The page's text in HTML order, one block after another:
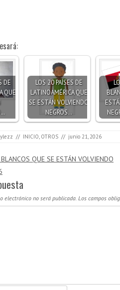
DE
QUE
LOS 20 PAÍSES DE
LATINOAMÉRICA QUE
SE ESTÁN VOLVIENDO
NEGROS…
// INICIO OTROS // junio 21, 2026
QUE SE ESTÁN VOLVIENDO
electrónico no será publicada. Los campos